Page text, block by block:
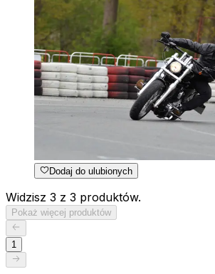
Dodaj do ulubionych
Widzisz 3 z 3 produktów.
Pokaż więcej produktów
1